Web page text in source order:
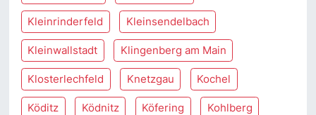
Kleinrinderfeld Kleinsendelbach
Kleinwallstadt Klingenberg am Main
Klosterlechfeld Knetzgau Kochel
Köditz Ködnitz Köfering Kohlberg